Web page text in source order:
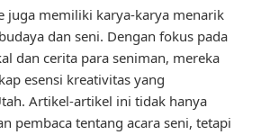
juga memiliki karya-karya menarik
dan seni. Dengan fokus pada
dan cerita para seniman, mereka
esensi kreativitas yang
Artikel-artikel ini tidak hanya
pembaca tentang acara seni, tetapi